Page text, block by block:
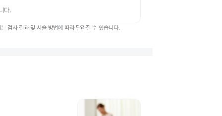
다.
검사 결과 및 시술 방법에 따라 달라질 수 있습니다.